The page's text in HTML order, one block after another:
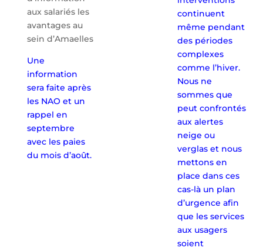
aux salariés les
avantages au
sein d’Amaelles
Une
information
sera faite après
les NAO et un
rappel en
septembre
avec les paies
du mois d’août.
continuent
même pendant
des périodes
complexes
comme l’hiver.
Nous ne
sommes que
peut confrontés
aux alertes
neige ou
verglas et nous
mettons en
place dans ces
cas-là un plan
d’urgence afin
que les services
aux usagers
soient